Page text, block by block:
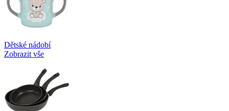
Dětské nádobí
Zobrazit vše